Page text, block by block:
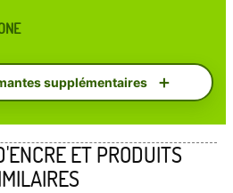
supplémentaires
ET PRODUITS